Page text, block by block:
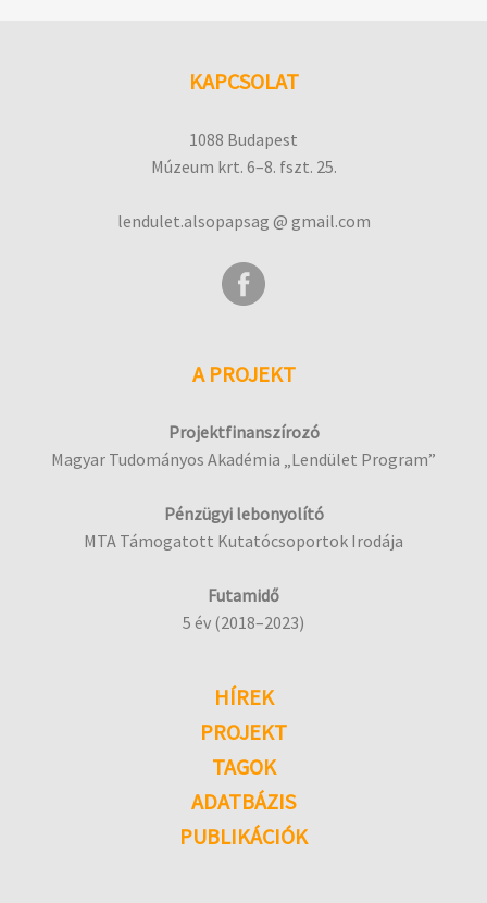
KAPCSOLAT
1088 Budapest
Múzeum krt. 6–8. fszt. 25.
lendulet.alsopapsag @ gmail.com
A PROJEKT
Projektfinanszírozó
Magyar Tudományos Akadémia „Lendület Program”
Pénzügyi lebonyolító
MTA Támogatott Kutatócsoportok Irodája
Futamidő
5 év (2018–2023)
HÍREK
PROJEKT
TAGOK
ADATBÁZIS
PUBLIKÁCIÓK